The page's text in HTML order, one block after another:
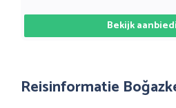
Bekijk
Reisinformatie